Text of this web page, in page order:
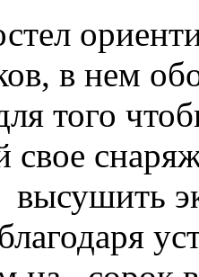
в нем
того
свое
высушить